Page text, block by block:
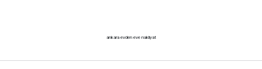
ankara evden eve nakliyat